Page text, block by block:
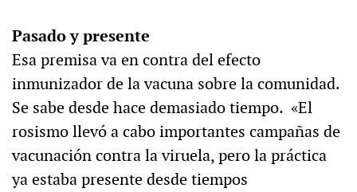
Pasado y presente
Esa premisa va en contra del efecto
inmunizador de la vacuna sobre la comunidad.
Se sabe desde hace demasiado tiempo. «El
rosismo llevó a cabo importantes campañas de
vacunación contra la viruela, pero la práctica
ya estaba presente desde tiempos